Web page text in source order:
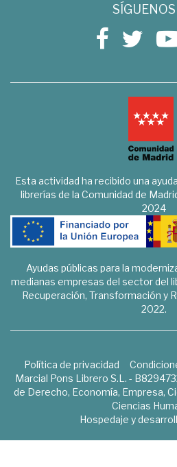
SÍGUENOS
Esta actividad ha recibido una
librerías de la Comunidad de
2024
Ayudas públicas para la
medianas empresas del sector del
Recuperación, Transformación y
2022.
Política de privacidad
Marcial Pons Librero S.L. -
de Derecho, Economía, Empresa,
Ciencias
Hospedaje y